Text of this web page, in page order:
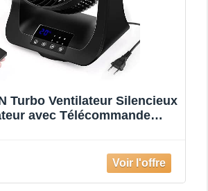
Turbo Ventilateur Silencieux
avec Télécommande
Intelligent Affichage de
Ambiante Fonction